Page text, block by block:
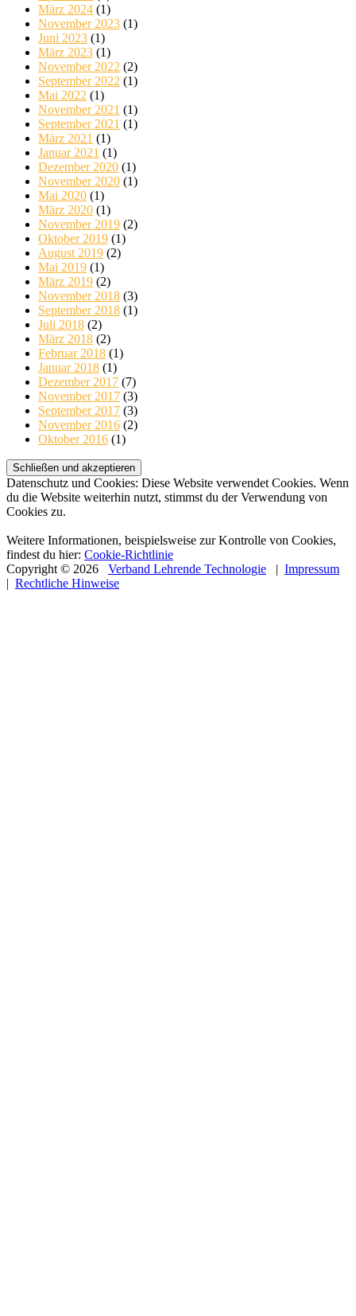
März 2024 (1)
November 2023 (1)
Juni 2023 (1)
März 2023 (1)
November 2022 (2)
September 2022 (1)
Mai 2022 (1)
November 2021 (1)
September 2021 (1)
März 2021 (1)
Januar 2021 (1)
Dezember 2020 (1)
November 2020 (1)
Mai 2020 (1)
März 2020 (1)
November 2019 (2)
Oktober 2019 (1)
August 2019 (2)
Mai 2019 (1)
März 2019 (2)
November 2018 (3)
September 2018 (1)
Juli 2018 (2)
März 2018 (2)
Februar 2018 (1)
Januar 2018 (1)
Dezember 2017 (7)
November 2017 (3)
September 2017 (3)
November 2016 (2)
Oktober 2016 (1)
Datenschutz und Cookies: Diese Website verwendet Cookies. Wenn
du die Website weiterhin nutzt, stimmst du der Verwendung von
Cookies zu.
Weitere Informationen, beispielsweise zur Kontrolle von Cookies,
findest du hier: Cookie-Richtlinie
Copyright © 2026 Verband Lehrende Technologie | Impressum
| Rechtliche Hinweise